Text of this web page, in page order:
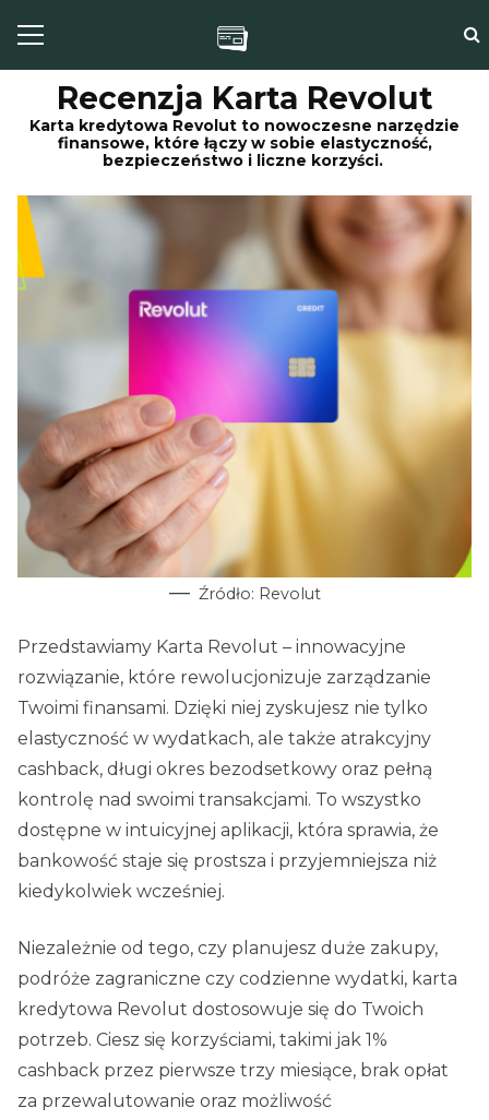
Recenzja Karta Revolut
Karta kredytowa Revolut to nowoczesne narzędzie
finansowe, które łączy w sobie elastyczność,
bezpieczeństwo i liczne korzyści.
Źródło: Revolut
Przedstawiamy Karta Revolut – innowacyjne
rozwiązanie, które rewolucjonizuje zarządzanie
Twoimi finansami. Dzięki niej zyskujesz nie tylko
elastyczność w wydatkach, ale także atrakcyjny
cashback, długi okres bezodsetkowy oraz pełną
kontrolę nad swoimi transakcjami. To wszystko
dostępne w intuicyjnej aplikacji, która sprawia, że
bankowość staje się prostsza i przyjemniejsza niż
kiedykolwiek wcześniej.
Niezależnie od tego, czy planujesz duże zakupy,
podróże zagraniczne czy codzienne wydatki, karta
kredytowa Revolut dostosowuje się do Twoich
potrzeb. Ciesz się korzyściami, takimi jak 1%
cashback przez pierwsze trzy miesiące, brak opłat
za przewalutowanie oraz możliwość